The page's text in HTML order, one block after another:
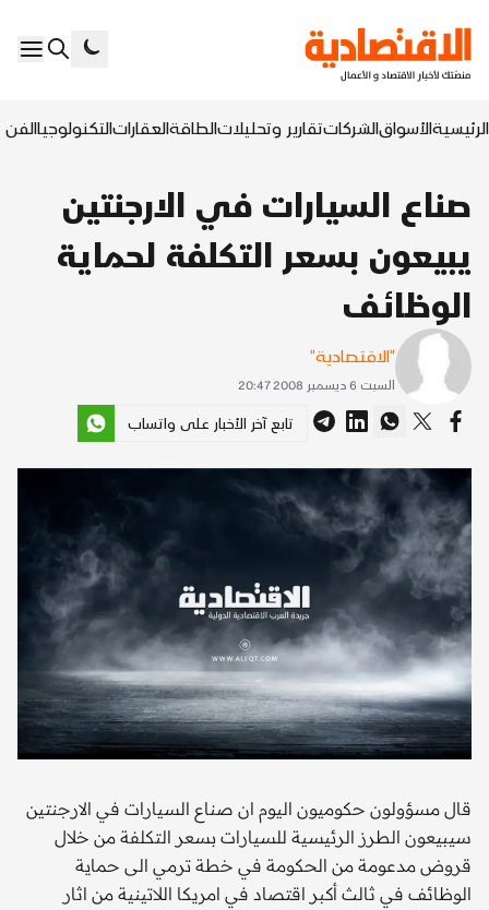
الرئيسيةالأسواقالشركاتتقارير وتحليلاتالطاقةالعقاراتالتكنولوجياالفن
صناع السيارات في الارجنتين
يبيعون بسعر التكلفة لحماية
الوظائف
"الاقتصادية"
السبت 6 ديسمبر 2008 20:47
تابع آخر الأخبار على واتساب
قال مسؤولون حكوميون اليوم ان صناع السيارات في الارجنتين
سيبيعون الطرز الرئيسية للسيارات بسعر التكلفة من خلال
قروض مدعومة من الحكومة في خطة ترمي الى حماية
الوظائف في ثالث أكبر اقتصاد في امريكا اللاتينية من اثار